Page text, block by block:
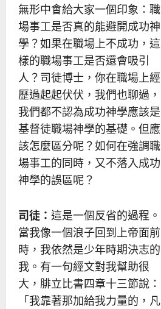
無形中會給大家一個印象：職
場事工是否真的能避開成功神
學？如果在職場上不成功，這
樣的職場事工是否還會吸引
人？司徒博士，你在職場上經
歷過起起伏伏，我們也聊過，
我們都不認為成功神學應該是
基督徒職場神學的基礎。但應
該怎麼區分呢？如何在強調職
場事工的同時，又不落入成功
神學的誤區呢？
司徒： 這是一個反省的過程。
當我像一個浪子回到上帝面前
時，我依然是少年時期決志的
我。有一句經文對我幫助很
大，腓立比書四章十三節說：
「我靠著那加給我力量的，凡